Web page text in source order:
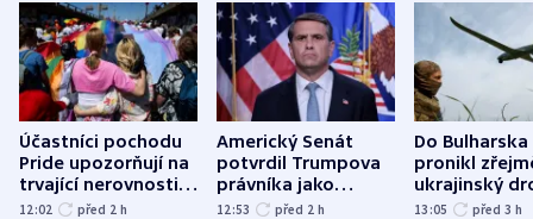
Účastníci pochodu
Pride upozorňují na
trvající nerovnosti i
společenskou
12:02 před 2 h
Americký Senát
potvrdil Trumpova
právníka jako
ministra
12:53 před 2 h
Do Bulharska
pronikl
ukrajinský
explodoval
13:05 před 3 h